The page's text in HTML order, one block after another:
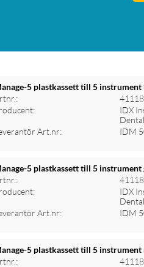
5 plastkassett till 5 instrument
IDX
Dental
Art.nr:
IDM
5 plastkassett till 5 instrument
IDX
Dental
Art.nr:
IDM
5 plastkassett till 5 instrument